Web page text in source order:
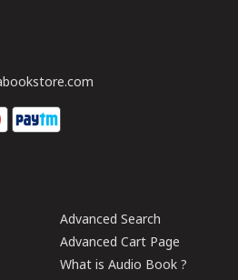
Advanced Search
Advanced Cart Page
What is Audio Book ?